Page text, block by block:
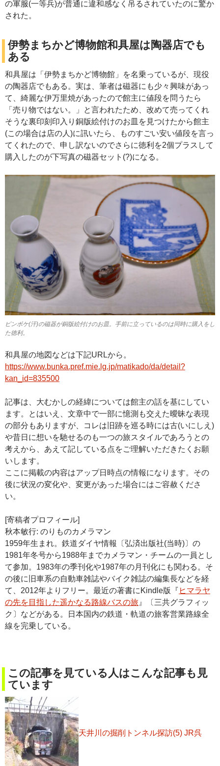
の軍服(一等兵)が普通に違和感なく吊るされていたのに驚か
された。
伊勢まちかど博物館和具屋は陶器店でも
ある
和具屋は「伊勢まちかど博物館」を名乗っているが、現役
の陶器店でもある。実は、筆者は磁器にも少々興味があっ
て、綺麗な伊万里焼があったので館主に値段を問うたら
「売り物ではない。」と言われたため、改めて売ってくれ
そうな裏印刻印入り銅版絵付けのお皿を見つけたから館主
(この場合は店の人)に訊いたら、ものすごい安い値段を言っ
てくれたので、申し訳ないのでさらに徳利を2個プラスして
購入したのが下写真の磁器セット(?)になる。
ピンボケ(汗)の磁器が銅版絵付けのお皿。手前に立っているのは同時に購入をし
た徳利。
和具屋の地図などは下記URLから。
https://www.bunka.pref.mie.lg.jp/matikado/da/detail?
kan_id=835500
記事は、大むかしの経緯については館主の話を基にしてい
ます。とはいえ、文章中で一部に憶測も交えた曖昧な表現
の部分もありますが、コレは旧跡を巡る時には古(いにしえ)
や昔日に想いを馳せるのも一つの旅スタイルであろうとの
考えから、あえて記している点をご理解いただきたくお願
いします。
ここに掲載の内容はアップ日時点の情報になります。その
後に状況の変化や、変更があった場合にはご容赦くださ
い。
[寄稿者プロフィール]
秋本敏行: のりものカメラマン
1959年生まれ。鉄道ダイヤ情報〔弘済出版社(当時)〕の
1981年冬号から1988年までカメラマン・チームの一員とし
て参加。1983年の季刊化や1987年の月刊化にも関わる。そ
の後に旧車系の自動車雑誌やバイク雑誌の編集長などを経
て、2012年よりフリー。最近の著書にKindle版『 ヒマラヤ
の先を目指した遥かなる路線バスの旅 』〔三共グラフィッ
ク〕などがある。日本国内の鉄道・軌道の旅客営業路線全
線を完乗している。
この記事を見ている人はこんな記事も見
ています
天井川の掘削トンネル探訪(5) JR呉